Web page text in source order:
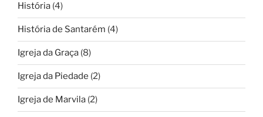
História (4)
História de Santarém (4)
Igreja da Graça (8)
Igreja da Piedade (2)
Igreja de Marvila (2)